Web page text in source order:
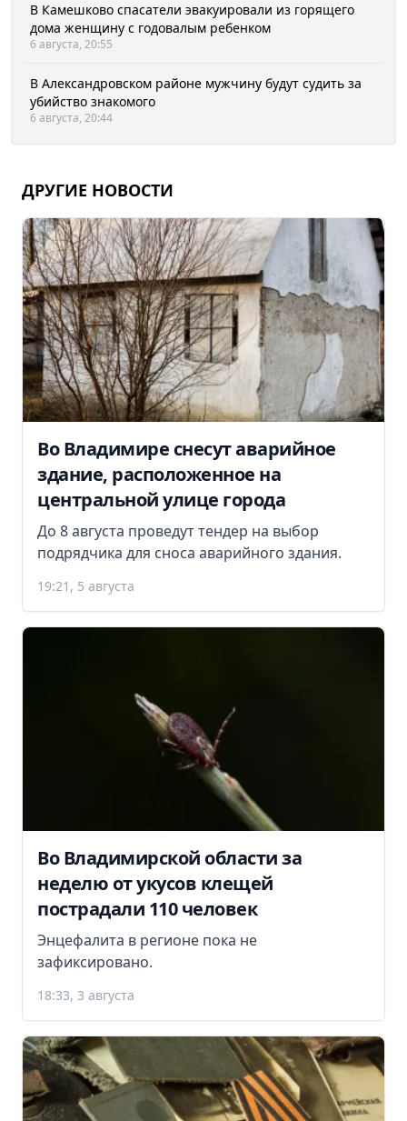
В Камешково спасатели эвакуировали из горящего
дома женщину с годовалым ребенком
6 августа, 20:55
В Александровском районе мужчину будут судить за
убийство знакомого
6 августа, 20:44
ДРУГИЕ НОВОСТИ
Во Владимире снесут аварийное
здание, расположенное на
центральной улице города
До 8 августа проведут тендер на выбор
подрядчика для сноса аварийного здания.
19:21, 5 августа
Во Владимирской области за
неделю от укусов клещей
пострадали 110 человек
Энцефалита в регионе пока не
зафиксировано.
18:33, 3 августа